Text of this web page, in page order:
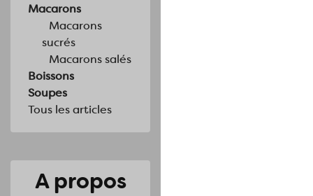
Macarons
Macarons
sucrés
Macarons salés
Boissons
Soupes
Tous les articles
A propos